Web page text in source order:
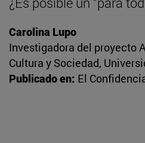
Carolina Lupo
Investigadora del proyecto
Cultura y Sociedad,
Publicado en: El